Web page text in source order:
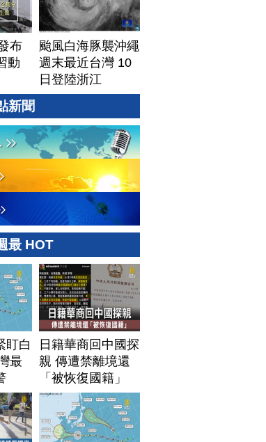
20260806(四)
布
動
颱風白海豚襲沖繩
週末最近台灣 10
日登陸浙江
新聞
最 HOT
盯白
最
日籍華商回中國探
親 傳遭禁離境還
「被恢復國籍」